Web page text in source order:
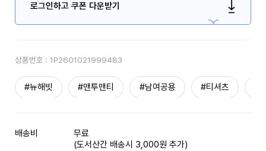
로그인하고 쿠폰 다운받기
상품번호 : 1P2601021999483
#뉴해빗 #맨투맨티 #남여공용 #티셔츠
배송비
무료
(도서산간 배송시 3,000원 추가)